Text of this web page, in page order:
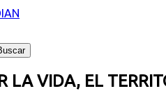
LA VIDA, EL